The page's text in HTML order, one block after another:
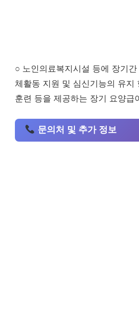
○ 노인의료복지시설 등에 장기
체활동 지원 및 심신기능의 유지
훈련 등을 제공하는 장기 요양급
문의처 및 추가 정보